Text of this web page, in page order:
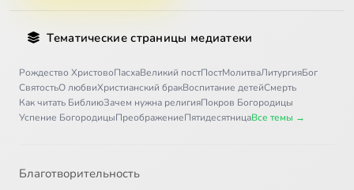
Тематические страницы медиатеки
Рождество ХристовоПасхаВеликий постПостМолитваЛитургияБог
СвятостьО любвиХристианский бракВоспитание детейСмерть
Как читать БиблиюЗачем нужна религияПокров Богородицы
Успение БогородицыПреображениеПятидесятницаВсе темы →
Благотворительность